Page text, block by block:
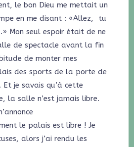
le bon Dieu me mettait un
en me disant : «Allez, tu
Mon seul espoir était de ne
de spectacle avant la fin
de monter mes
des sports de la porte de
Et je savais qu’à cette
la salle n’est jamais libre.
le palais est libre ! Je
alors j’ai rendu les